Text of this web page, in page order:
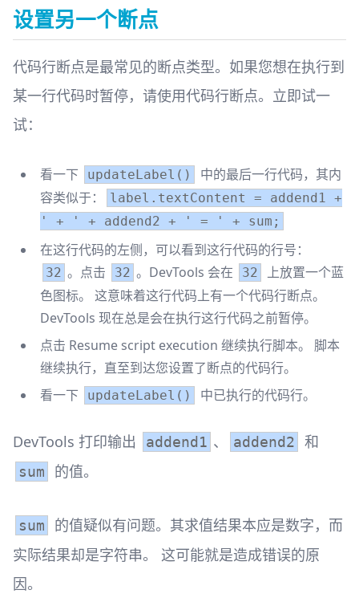
设置另一个断点
代码行断点是最常见的断点类型。如果您想在执行到
某一行代码时暂停，请使用代码行断点。立即试一
试：
看一下 updateLabel()
中的最后一行代码，其内
容类似于：
label.textContent = addend1 +
' + ' + addend2 + ' = ' + sum;
在这行代码的左侧，可以看到这行代码的行号：
32 。点击 32 。DevTools 会在 32
上放置一个蓝
色图标。 这意味着这行代码上有一个代码行断点。
DevTools 现在总是会在执行这行代码之前暂停。
点击 Resume script execution 继续执行脚本。 脚本
继续执行，直至到达您设置了断点的代码行。
看一下
updateLabel() 中已执行的代码行。
DevTools 打印输出 addend1 、 addend2 和
sum 的值。
sum
的值疑似有问题。其求值结果本应是数字，而
实际结果却是字符串。 这可能就是造成错误的原
因。